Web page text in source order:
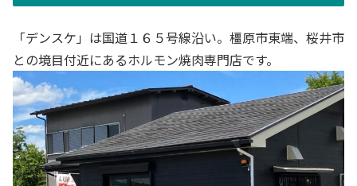
「デンスケ」は国道１６５号線沿い。橿原市東端、桜井市
との境目付近にあるホルモン焼肉専門店です。